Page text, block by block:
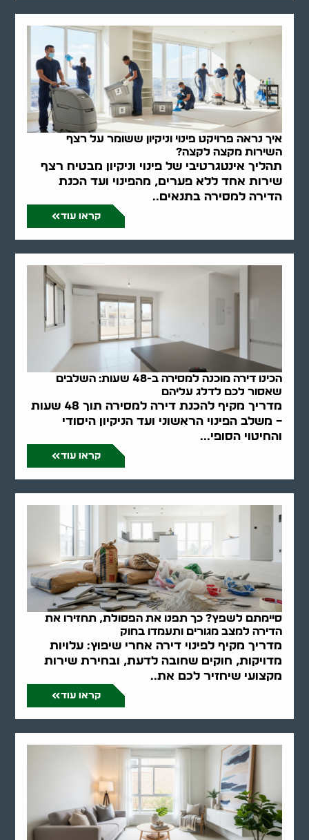
איך נראה פרויקט פינוי וניקיון ששומר על רצף
השירות מקצה לקצה?
תהליך אינטגרטיבי של פינוי וניקיון מבטיח רצף
שירות אחד ללא פערים, מהפינוי ועד הכנת
הדירה למסירה בתנאים..
קראו עוד
הכינו דירה מוכנה למסירה ב-48 שעות: השלבים
שאסור לכם לדלג עליהם
מדריך מקיף להכנת דירה למסירה תוך 48 שעות
– משלב הפינוי הראשוני ועד הניקיון היסודי
והחיטוי הסופי...
קראו עוד
סיימתם לשפץ? כך תפנו את הפסולת, תחזירו את
הדירה למצב מגורים ותעמדו בחוק
מדריך מקיף לפינוי דירה אחרי שיפוץ: עלויות
מדויקות, חוקים שחובה לדעת, ובחירת שירות
מקצועי שיחזיר לכם את..
קראו עוד